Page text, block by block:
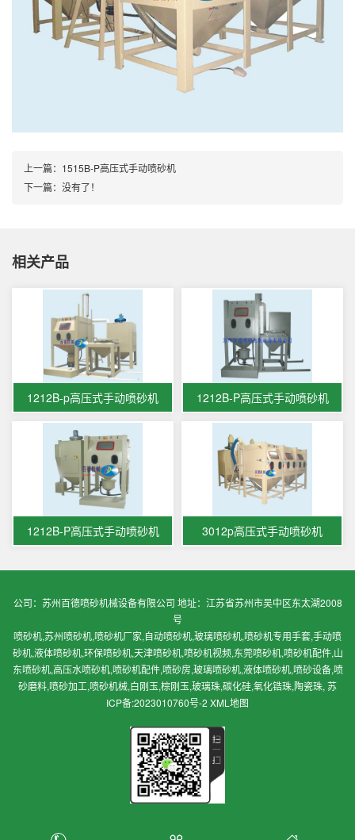
上一篇： 1515B-P高压式手动喷砂机
下一篇：没有了！
相关产品
1212B-p高压式手动喷砂机 1212B-P高压式手动喷砂机
1212B-P高压式手动喷砂机 3012p高压式手动喷砂机
公司：苏州百德喷砂机械设备有限公司 地址：江苏省苏州市吴中区东太湖2008
号
喷砂机,苏州喷砂机,喷砂机厂家,自动喷砂机,玻璃喷砂机,喷砂机专用手套,手动喷
砂机,液体喷砂机,环保喷砂机,天津喷砂机,喷砂机视频,东莞喷砂机,喷砂机配件,山
东喷砂机,高压水喷砂机,喷砂机配件,喷砂房,玻璃喷砂机,液体喷砂机,喷砂设备,喷
砂磨料,喷砂加工,喷砂机械,白刚玉,棕刚玉,玻璃珠,碳化硅,氧化锆珠,陶瓷珠, 苏
ICP备:2023010760号-2 XML地图